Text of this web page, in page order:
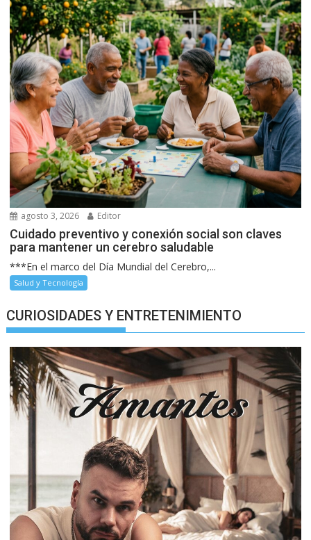
agosto 3, 2026 Editor
Cuidado preventivo y conexión social son claves
para mantener un cerebro saludable
***En el marco del Día Mundial del Cerebro,...
Salud y Tecnología
CURIOSIDADES Y ENTRETENIMIENTO